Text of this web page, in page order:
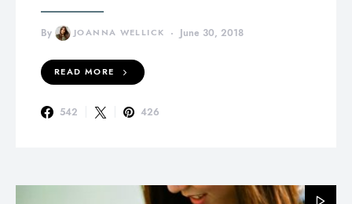
By JOANNA WELLICK June 30, 2018
READ MORE
542 426